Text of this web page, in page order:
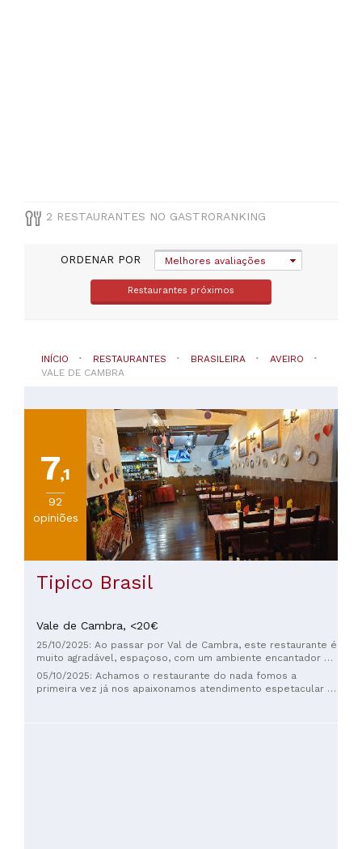
2 RESTAURANTES NO GASTRORANKING
ORDENAR POR Melhores avaliações
Restaurantes próximos
INÍCIO RESTAURANTES BRASILEIRA
AVEIRO
VALE DE CAMBRA
7,1
92
opiniões
Tipico Brasil
Vale de Cambra, <20€
25/10/2025: Ao passar por Val de Cambra, este restaurante é
muito agradável, espaçoso, com um ambiente encantador e
uma bela apresentação. A culinária brasileira é de ótima
qualidade. Muito obrigado.
05/10/2025: Achamos o restaurante do nada fomos a
primeira vez já nos apaixonamos atendimento espetacular já